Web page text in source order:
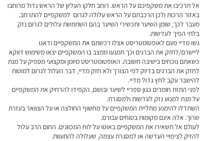
אל תרכיבו את משקפיכם על הראש. רוחב חלקו העליון של הראש גדול מרוחבו
באזור הרכות ולכן הרכבתם על הראש עלולה לגרום למשקפיים להתרחב.
מעבר לכך, שומן השיער ותכשירי השיער בהם השתמשת עלולים לגרום נזק
בלתי הפיך לעדשות.
גשו מדיי פעם לאופטומטריסט אצלו רכשתם את המשקפיים ודאגו
ליישרם/לחזק את הברגים וכך תמנעו ממצב בו המשקפיים יצאו משימוש דווקא
כשאתם נוכחים בישיבה חשובה. האופטומטריסט מיומן ומקצועי מספיק על מנת
לחזק את הברגים בדיוק לפי הצורך ולא חזק מדיי, דבר העלול לגרום למוטות
להישבר עקב לחץ גדול מדיי.
לפני התזת חומרים כגון ספריי לשיער ובושם, הקפידו להרחיק את המשקפיים
על מנת למנוע נזק לעדשות ולמסגרת.
השתדלו להימנע מתליית המשקפיים על מחשוף החולצה או על הצוואר בעזרת
שרוך. אלה אינם מקומות בטוחים עבורם.
לעולם אל תשאירו את המשקפיים באוטו על לוח המכוונים. החום הרב עלול
להזיק לציפויי העדשה או למסגרת עצמה, שעלולה להתעוות.